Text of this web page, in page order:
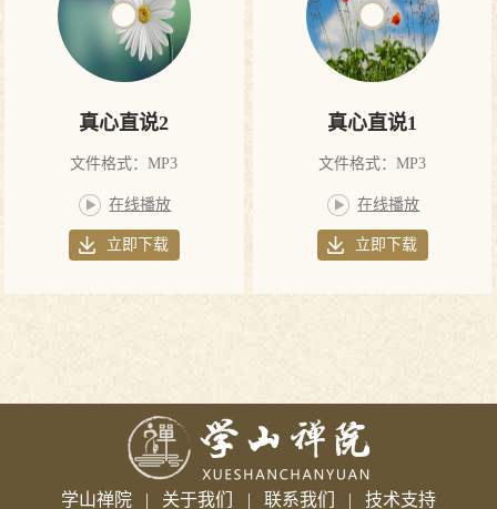
真心直说2
文件格式：MP3
在线播放
立即下载
真心直说1
文件格式：MP3
在线播放
立即下载
学山禅院 | 关于我们 | 联系我们 | 技术支持